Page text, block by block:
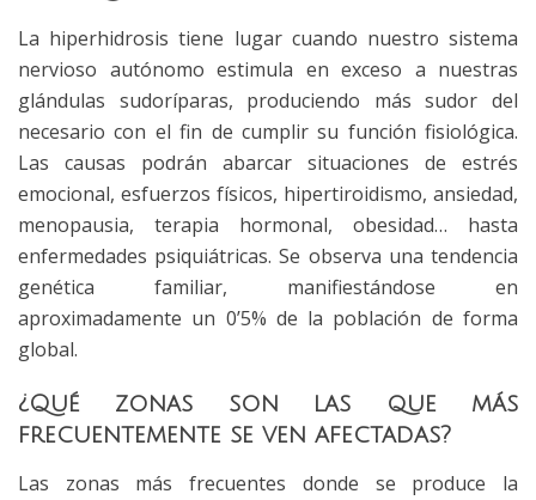
La hiperhidrosis tiene lugar cuando nuestro sistema
nervioso autónomo estimula en exceso a nuestras
glándulas sudoríparas, produciendo más sudor del
necesario con el fin de cumplir su función fisiológica.
Las causas podrán abarcar situaciones de estrés
emocional, esfuerzos físicos, hipertiroidismo, ansiedad,
menopausia, terapia hormonal, obesidad… hasta
enfermedades psiquiátricas. Se observa una tendencia
genética familiar, manifiestándose en
aproximadamente un 0’5% de la población de forma
global.
¿Qué zonas son las que más
frecuentemente se ven afectadas?
Las zonas más frecuentes donde se produce la